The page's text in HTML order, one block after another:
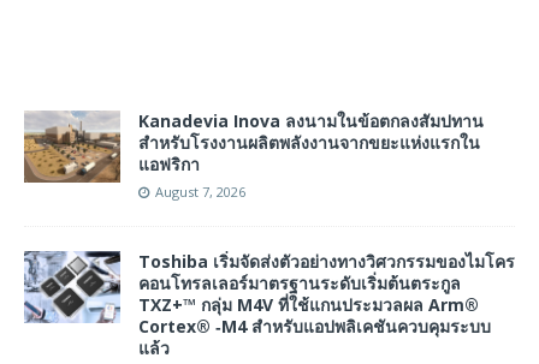
Kanadevia Inova ลงนามในข้อตกลงสัมปทาน
สำหรับโรงงานผลิตพลังงานจากขยะแห่งแรกใน
แอฟริกา
August 7, 2026
Toshiba เริ่มจัดส่งตัวอย่างทางวิศวกรรมของไมโคร
คอนโทรลเลอร์มาตรฐานระดับเริ่มต้นตระกูล
TXZ+™ กลุ่ม M4V ที่ใช้แกนประมวลผล Arm®
Cortex® ‑M4 สำหรับแอปพลิเคชันควบคุมระบบ
แล้ว